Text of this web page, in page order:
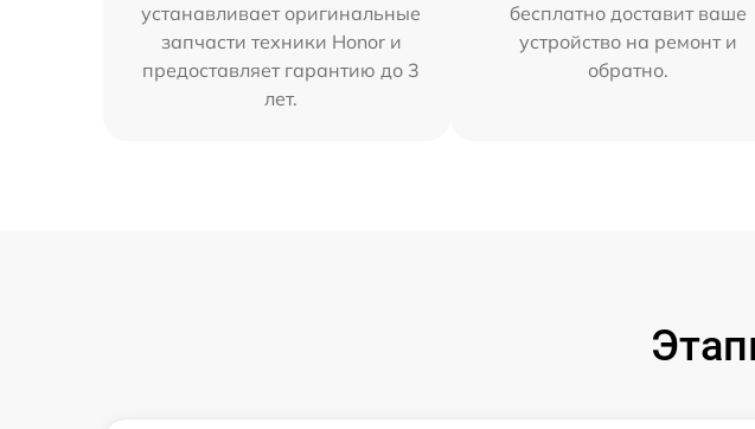
устанавливает оригинальные
запчасти техники Honor и
предоставляет гарантию до 3
лет.
бесплатно доставит ваше
устройство на ремонт и
обратно.